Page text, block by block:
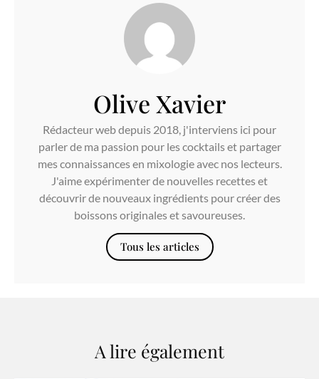
Olive Xavier
Rédacteur web depuis 2018, j'interviens ici pour
parler de ma passion pour les cocktails et partager
mes connaissances en mixologie avec nos lecteurs.
J'aime expérimenter de nouvelles recettes et
découvrir de nouveaux ingrédients pour créer des
boissons originales et savoureuses.
Tous les articles
A lire également